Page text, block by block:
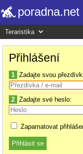
poradna.net
Přihlášení
1 Zadajte svou
2 Zadajte své heslo:
Zapamatovat